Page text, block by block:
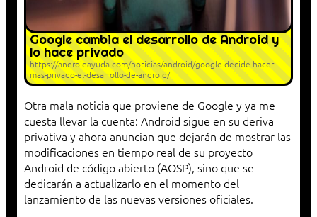
Google cambia el desarrollo de Android y
lo hace privado
https://androidayuda.com/noticias/android/google-decide-hacer-
mas-privado-el-desarrollo-de-android/
Otra mala noticia que proviene de Google y ya me
cuesta llevar la cuenta: Android sigue en su deriva
privativa y ahora anuncian que dejarán de mostrar las
modificaciones en tiempo real de su proyecto
Android de código abierto (AOSP), sino que se
dedicarán a actualizarlo en el momento del
lanzamiento de las nuevas versiones oficiales.